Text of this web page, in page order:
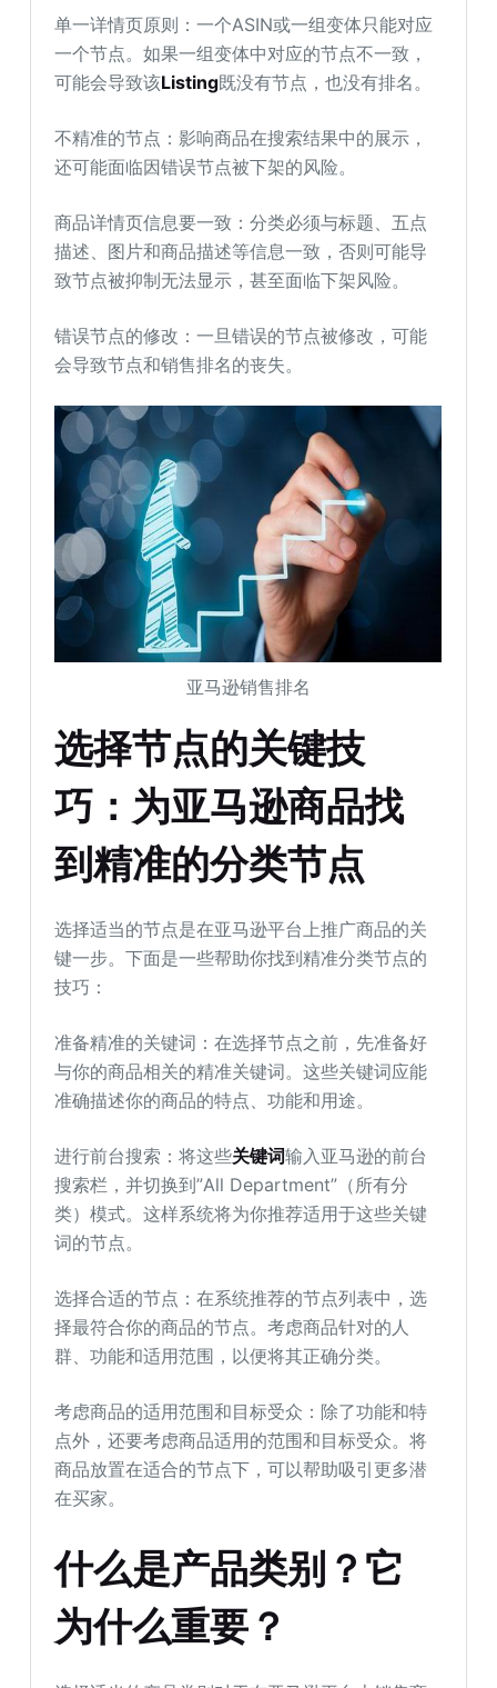
单一详情页原则：一个ASIN或一组变体只能对应
一个节点。如果一组变体中对应的节点不一致，
可能会导致该Listing既没有节点，也没有排名。
不精准的节点：影响商品在搜索结果中的展示，
还可能面临因错误节点被下架的风险。
商品详情页信息要一致：分类必须与标题、五点
描述、图片和商品描述等信息一致，否则可能导
致节点被抑制无法显示，甚至面临下架风险。
错误节点的修改：一旦错误的节点被修改，可能
会导致节点和销售排名的丧失。
亚马逊销售排名
选择节点的关键技
巧：为亚马逊商品找
到精准的分类节点
选择适当的节点是在亚马逊平台上推广商品的关
键一步。下面是一些帮助你找到精准分类节点的
技巧：
准备精准的关键词：在选择节点之前，先准备好
与你的商品相关的精准关键词。这些关键词应能
准确描述你的商品的特点、功能和用途。
进行前台搜索：将这些关键词输入亚马逊的前台
搜索栏，并切换到”All Department”（所有分
类）模式。这样系统将为你推荐适用于这些关键
词的节点。
选择合适的节点：在系统推荐的节点列表中，选
择最符合你的商品的节点。考虑商品针对的人
群、功能和适用范围，以便将其正确分类。
考虑商品的适用范围和目标受众：除了功能和特
点外，还要考虑商品适用的范围和目标受众。将
商品放置在适合的节点下，可以帮助吸引更多潜
在买家。
什么是产品类别？它
为什么重要？